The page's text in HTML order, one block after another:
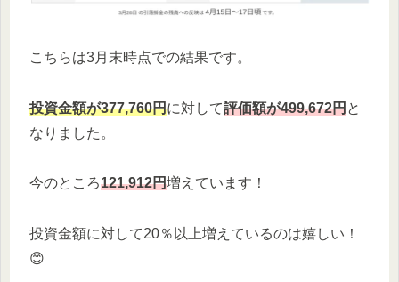
こちらは3月末時点での結果です。
投資金額が377,760円に対して評価額が499,672円と
なりました。
今のところ121,912円増えています！
投資金額に対して20％以上増えているのは嬉しい！
😊